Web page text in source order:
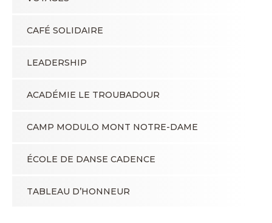
CAFÉ SOLIDAIRE
LEADERSHIP
ACADÉMIE LE TROUBADOUR
CAMP MODULO MONT NOTRE-DAME
ÉCOLE DE DANSE CADENCE
TABLEAU D’HONNEUR